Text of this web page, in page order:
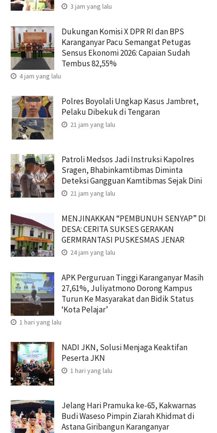
3 jam yang lalu
Dukungan Komisi X DPR RI dan BPS
Karanganyar Pacu Semangat Petugas
Sensus Ekonomi 2026: Capaian Sudah
Tembus 82,55%
4 jam yang lalu
Polres Boyolali Ungkap Kasus Jambret,
Pelaku Dibekuk di Tengaran
21 jam yang lalu
Patroli Medsos Jadi Instruksi Kapolres
Sragen, Bhabinkamtibmas Diminta
Deteksi Gangguan Kamtibmas Sejak Dini
21 jam yang lalu
MENJINAKKAN “PEMBUNUH SENYAP” DI
DESA: CERITA SUKSES GERAKAN
GERMRANTASI PUSKESMAS JENAR
24 jam yang lalu
APK Perguruan Tinggi Karanganyar Masih
27,61%, Juliyatmono Dorong Kampus
Turun Ke Masyarakat dan Bidik Status
‘Kota Pelajar’
1 hari yang lalu
NADI JKN, Solusi Menjaga Keaktifan
Peserta JKN
1 hari yang lalu
Jelang Hari Pramuka ke-65, Kakwarnas
Budi Waseso Pimpin Ziarah Khidmat di
Astana Giribangun Karanganyar